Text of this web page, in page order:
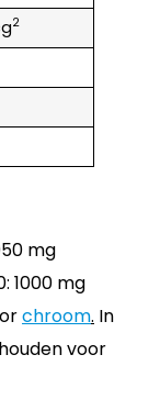
2
mg
1000 mg
chroom. In
voor